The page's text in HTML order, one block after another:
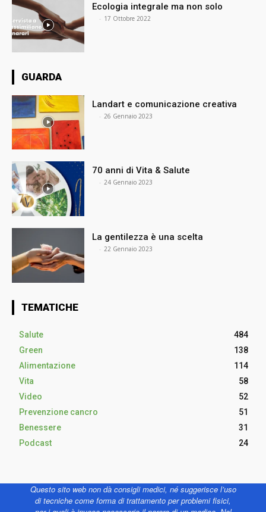
Ecologia integrale ma non solo
- 17 Ottobre 2022
GUARDA
Landart e comunicazione creativa
- 26 Gennaio 2023
70 anni di Vita & Salute
- 24 Gennaio 2023
La gentilezza è una scelta
- 22 Gennaio 2023
TEMATICHE
Salute
484
Green
138
Alimentazione
114
Vita
58
Video
52
Prevenzione cancro
51
Benessere
31
Podcast
24
Questo sito web non dà consigli medici, né suggerisce l’uso
di tecniche come forma di trattamento per problemi fisici,